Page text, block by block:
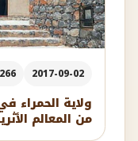
2017-09-02
ولاية
من المعالم